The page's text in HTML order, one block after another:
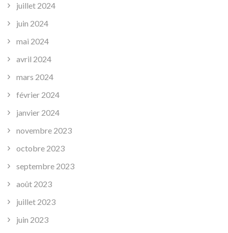
juillet 2024
juin 2024
mai 2024
avril 2024
mars 2024
février 2024
janvier 2024
novembre 2023
octobre 2023
septembre 2023
août 2023
juillet 2023
juin 2023